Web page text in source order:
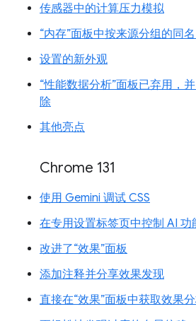
传感器中的计算压力模拟
“内存”面板中按来源分组的同
设置的新外观
“性能数据分析”面板已弃用，
除
其他亮点
Chrome 131
使用 Gemini 调试 CSS
在专用设置标签页中控制 AI 功
改进了“效果”面板
添加注释并分享效果发现
直接在“效果”面板中获取效果